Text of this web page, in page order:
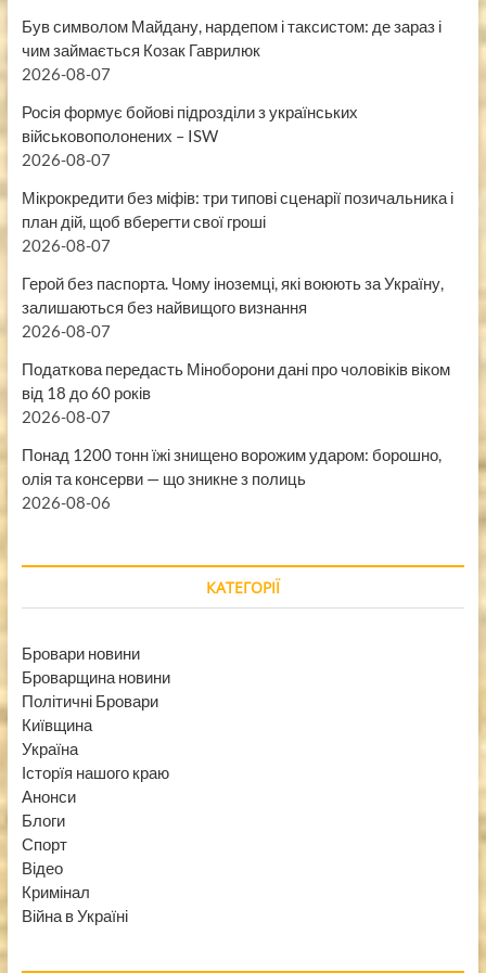
Був символом Майдану, нардепом і таксистом: де зараз і
чим займається Козак Гаврилюк
2026-08-07
Росія формує бойові підрозділи з українських
військовополонених – ISW
2026-08-07
Мікрокредити без міфів: три типові сценарії позичальника і
план дій, щоб вберегти свої гроші
2026-08-07
Герой без паспорта. Чому іноземці, які воюють за Україну,
залишаються без найвищого визнання
2026-08-07
Податкова передасть Міноборони дані про чоловіків віком
від 18 до 60 років
2026-08-07
Понад 1200 тонн їжі знищено ворожим ударом: борошно,
олія та консерви — що зникне з полиць
2026-08-06
КАТЕГОРІЇ
Бровари новини
Броварщина новини
Політичні Бровари
Київщина
Україна
Історїя нашого краю
Анонси
Блоги
Спорт
Відео
Кримінал
Війна в Україні